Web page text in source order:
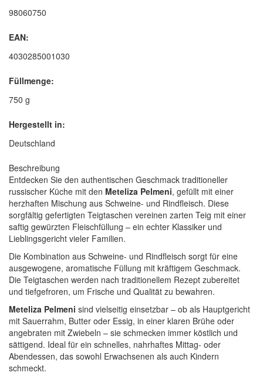
98060750
EAN:
4030285001030
Füllmenge:
750 g
Hergestellt in:
Deutschland
Beschreibung
Entdecken Sie den authentischen Geschmack traditioneller
russischer Küche mit den Meteliza Pelmeni, gefüllt mit einer
herzhaften Mischung aus Schweine- und Rindfleisch. Diese
sorgfältig gefertigten Teigtaschen vereinen zarten Teig mit einer
saftig gewürzten Fleischfüllung – ein echter Klassiker und
Lieblingsgericht vieler Familien.
Die Kombination aus Schweine- und Rindfleisch sorgt für eine
ausgewogene, aromatische Füllung mit kräftigem Geschmack.
Die Teigtaschen werden nach traditionellem Rezept zubereitet
und tiefgefroren, um Frische und Qualität zu bewahren.
Meteliza Pelmeni sind vielseitig einsetzbar – ob als Hauptgericht
mit Sauerrahm, Butter oder Essig, in einer klaren Brühe oder
angebraten mit Zwiebeln – sie schmecken immer köstlich und
sättigend. Ideal für ein schnelles, nahrhaftes Mittag- oder
Abendessen, das sowohl Erwachsenen als auch Kindern
schmeckt.